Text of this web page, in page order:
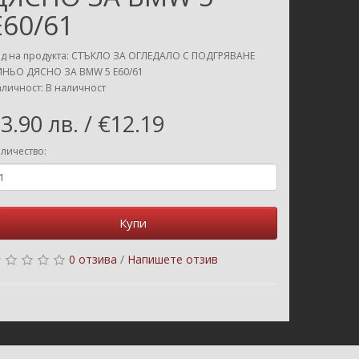
61
на продукта: СТЪКЛО ЗА ОГЛЕДАЛО С ПОДГРЯВАНЕ
ДЯСНО ЗА BMW 5 E60/61
В наличност
лв. / €12.19
Купи
0 отзива / Напишете отзив